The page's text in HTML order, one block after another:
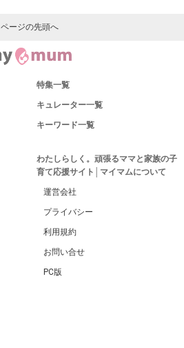
ページの先頭へ
特集一覧
キュレーター一覧
キーワード一覧
わたしらしく。頑張るママと家族の子
育て応援サイト│マイマムについて
運営会社
プライバシー
利用規約
お問い合せ
PC版